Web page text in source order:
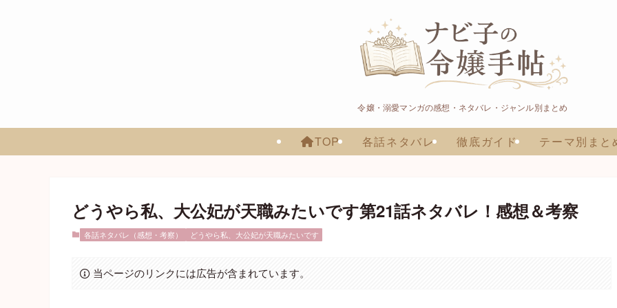
令嬢・溺愛マンガの感想・ネタバレ・ジャンル別まとめ
TOP 各話ネタバレ 徹底ガイド テーマ別まと
どうやら私、大公妃が天職みたいです第21話ネタバレ！感想＆考察
各話ネタバレ（感想・考察） どうやら私、大公妃が天職みたいです
当ページのリンクには広告が含まれています。